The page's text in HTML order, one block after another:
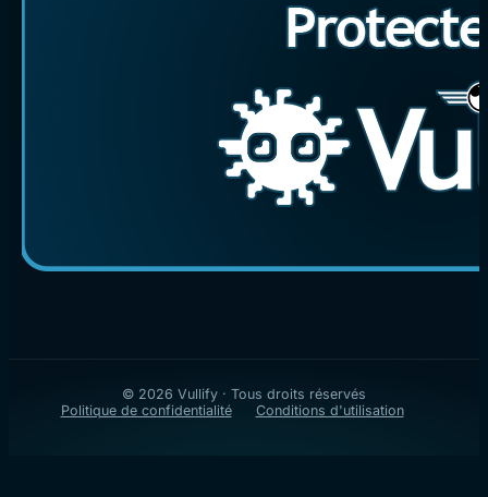
© 2026 Vullify · Tous droits réservés
Politique de confidentialité
Conditions d'utilisation